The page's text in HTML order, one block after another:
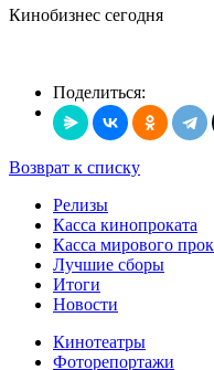
Кинобизнес сегодня
Поделиться:
Возврат к списку
Релизы
Касса кинопроката
Касса мирового
Лучшие сборы
Итоги
Новости
Кинотеатры
Фоторепортажи